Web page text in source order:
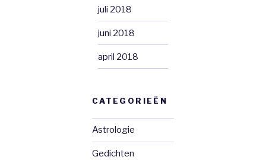
juli 2018
juni 2018
april 2018
CATEGORIEËN
Astrologie
Gedichten